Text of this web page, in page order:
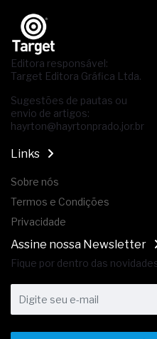
Editora responsável:
Target Editora Gráfica Ltda.
Sugestões de pautas ou
envio de artigos:
hayrton@hayrtonprado.jor.br
Links
Sobre nós
Termos e Condições
Privacidade
Assine nossa Newsletter
Fique por dentro das